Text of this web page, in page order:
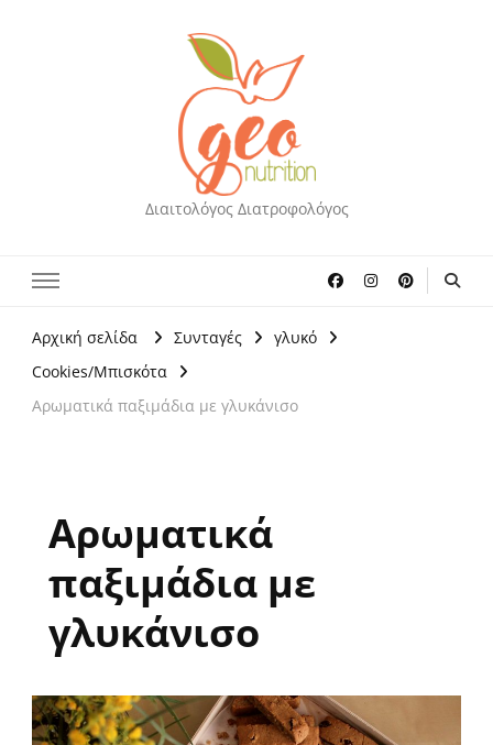
Διαιτολόγος Διατροφολόγος
Αρχική σελίδα Συνταγές
γλυκό
Cookies/Μπισκότα
Αρωματικά παξιμάδια με γλυκάνισο
Αρωματικά
παξιμάδια με
γλυκάνισο